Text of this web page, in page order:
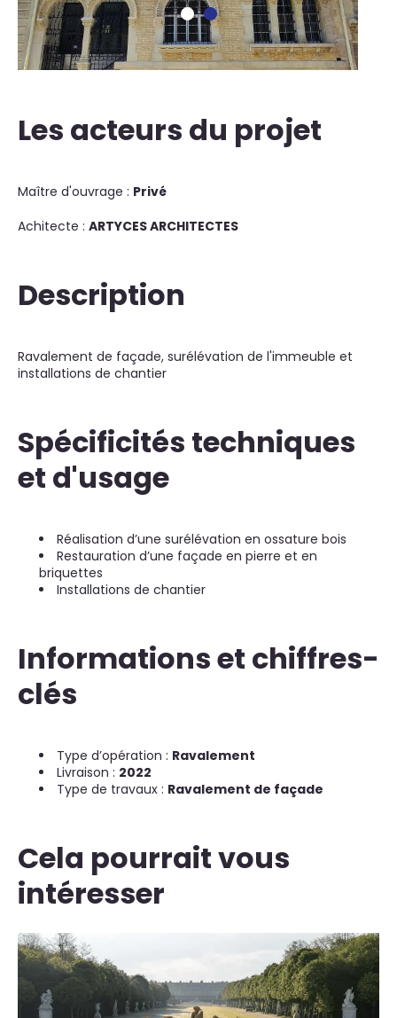
Les acteurs du projet
Maître d'ouvrage : Privé
Achitecte : ARTYCES ARCHITECTES
Description
Ravalement de façade, surélévation de l'immeuble et
installations de chantier
Spécificités techniques
et d'usage
Réalisation d’une surélévation en ossature bois
Restauration d’une façade en pierre et en
briquettes
Installations de chantier
Informations et chiffres-
clés
Type d’opération : Ravalement
Livraison : 2022
Type de travaux : Ravalement de façade
Cela pourrait vous
intéresser